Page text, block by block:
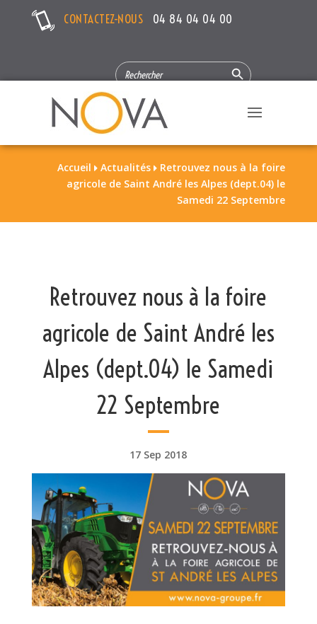
CONTACTEZ-NOUS 04 84 04 04 00
SEARCH
FOR:
Search Button
Accueil  Actualités  Retrouvez nous à la foire
agricole de Saint André les Alpes (dept.04) le
Samedi 22 Septembre
Retrouvez nous à la foire
agricole de Saint André les
Alpes (dept.04) le Samedi
22 Septembre
17 Sep 2018